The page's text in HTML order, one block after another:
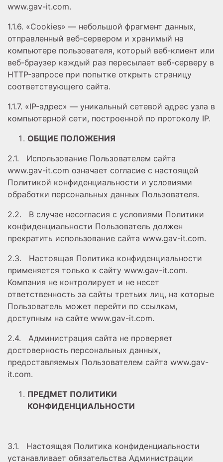
www.gav-it.com.
1.1.6. «Cookies» — небольшой фрагмент данных,
отправленный веб-сервером и хранимый на
компьютере пользователя, который веб-клиент или
веб-браузер каждый раз пересылает веб-серверу в
HTTP-запросе при попытке открыть страницу
соответствующего сайта.
1.1.7. «IP-адрес» — уникальный сетевой адрес узла в
компьютерной сети, построенной по протоколу IP.
ОБЩИЕ ПОЛОЖЕНИЯ
2.1. Использование Пользователем сайта
www.gav-it.com означает согласие с настоящей
Политикой конфиденциальности и условиями
обработки персональных данных Пользователя.
2.2. В случае несогласия с условиями Политики
конфиденциальности Пользователь должен
прекратить использование сайта www.gav-it.com.
2.3. Настоящая Политика конфиденциальности
применяется только к сайту www.gav-it.com.
Компания не контролирует и не несет
ответственность за сайты третьих лиц, на которые
Пользователь может перейти по ссылкам,
доступным на сайте www.gav-it.com.
2.4. Администрация сайта не проверяет
достоверность персональных данных,
предоставляемых Пользователем сайта www.gav-
it.com.
ПРЕДМЕТ ПОЛИТИКИ
КОНФИДЕНЦИАЛЬНОСТИ
3.1. Настоящая Политика конфиденциальности
устанавливает обязательства Администрации